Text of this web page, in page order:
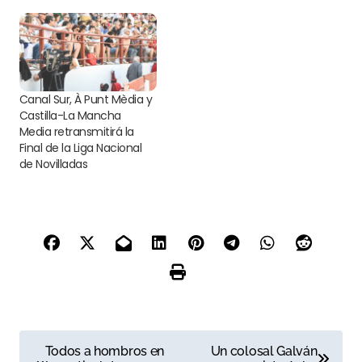
Canal Sur, À Punt Mèdia y
Castilla-La Mancha
Media retransmitirá la
Final de la Liga Nacional
de Novilladas
Todos a hombros en
Un colosal Galván